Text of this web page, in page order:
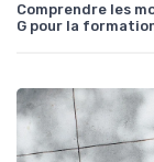
Comprendre les
G pour la